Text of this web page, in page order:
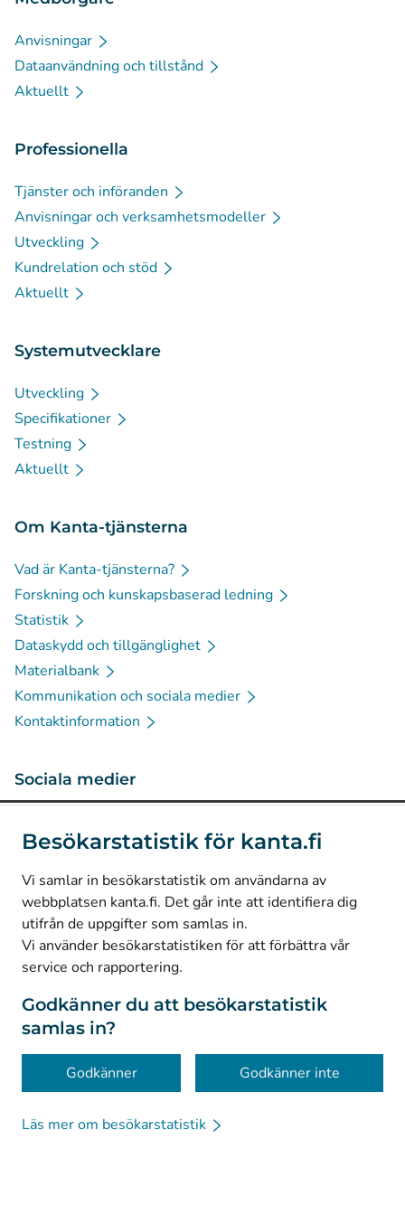
Besökarstatistik för kanta.fi
Vi samlar in besökarstatistik om användarna av
webbplatsen kanta.fi. Det går inte att identifiera dig
utifrån de uppgifter som samlas in.
Vi använder besökarstatistiken för att förbättra vår
service och rapportering.
Godkänner du att besökarstatistik
samlas in?
Godkänner Godkänner inte
Läs mer om besökarstatistik
Anvisningar
Dataanvändning och tillstånd
Aktuellt
Professionella
Tjänster och införanden
Anvisningar och verksamhetsmodeller
Utveckling
Kundrelation och stöd
Aktuellt
Systemutvecklare
Utveckling
Specifikationer
Testning
Aktuellt
Om Kanta-tjänsterna
Vad är Kanta-tjänsterna?
Forskning och kunskapsbaserad ledning
Statistik
Dataskydd och tillgänglighet
Materialbank
Kommunikation och sociala medier
Kontaktinformation
Sociala medier
LinkedIn(Avautuu uuteen välilehteen)
Facebook
Avautuu uuteen välilehteen)
© Kanta-Palvelut, Kansaneläkelaitos
Dataskydd
Om webbplatsen
Tillgänglighet
Kakor